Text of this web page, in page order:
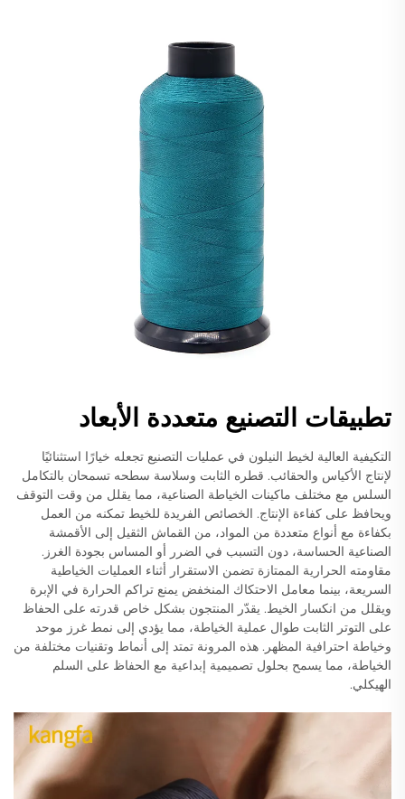
تطبيقات التصنيع متعددة الأبعاد
التكيفية العالية لخيط النيلون في عمليات التصنيع تجعله خيارًا استثنائيًا
لإنتاج الأكياس والحقائب. قطره الثابت وسلاسة سطحه تسمحان بالتكامل
السلس مع مختلف ماكينات الخياطة الصناعية، مما يقلل من وقت التوقف
ويحافظ على كفاءة الإنتاج. الخصائص الفريدة للخيط تمكنه من العمل
بكفاءة مع أنواع متعددة من المواد، من القماش الثقيل إلى الأقمشة
الصناعية الحساسة، دون التسبب في الضرر أو المساس بجودة الغرز.
مقاومته الحرارية الممتازة تضمن الاستقرار أثناء العمليات الخياطية
السريعة، بينما معامل الاحتكاك المنخفض يمنع تراكم الحرارة في الإبرة
ويقلل من انكسار الخيط. يقدّر المنتجون بشكل خاص قدرته على الحفاظ
على التوتر الثابت طوال عملية الخياطة، مما يؤدي إلى نمط غرز موحد
وخياطة احترافية المظهر. هذه المرونة تمتد إلى أنماط وتقنيات مختلفة من
الخياطة، مما يسمح بحلول تصميمية إبداعية مع الحفاظ على السلم
الهيكلي.